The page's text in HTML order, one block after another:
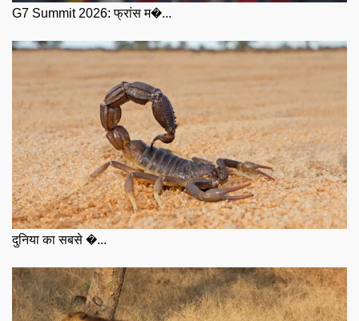
G7 Summit 2026: फ्रांस म�...
दुनिया का सबसे �...